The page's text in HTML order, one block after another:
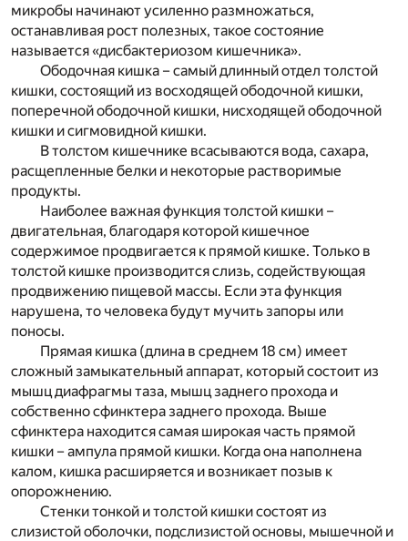
микробы начинают усиленно размножаться,
останавливая рост полезных, такое состояние
называется «дисбактериозом кишечника».
Ободочная кишка – самый длинный отдел толстой
кишки, состоящий из восходящей ободочной кишки,
поперечной ободочной кишки, нисходящей ободочной
кишки и сигмовидной кишки.
В толстом кишечнике всасываются вода, сахара,
расщепленные белки и некоторые растворимые
продукты.
Наиболее важная функция толстой кишки –
двигательная, благодаря которой кишечное
содержимое продвигается к прямой кишке. Только в
толстой кишке производится слизь, содействующая
продвижению пищевой массы. Если эта функция
нарушена, то человека будут мучить запоры или
поносы.
Прямая кишка (длина в среднем 18 см) имеет
сложный замыкательный аппарат, который состоит из
мышц диафрагмы таза, мышц заднего прохода и
собственно сфинктера заднего прохода. Выше
сфинктера находится самая широкая часть прямой
кишки – ампула прямой кишки. Когда она наполнена
калом, кишка расширяется и возникает позыв к
опорожнению.
Стенки тонкой и толстой кишки состоят из
слизистой оболочки, подслизистой основы, мышечной и